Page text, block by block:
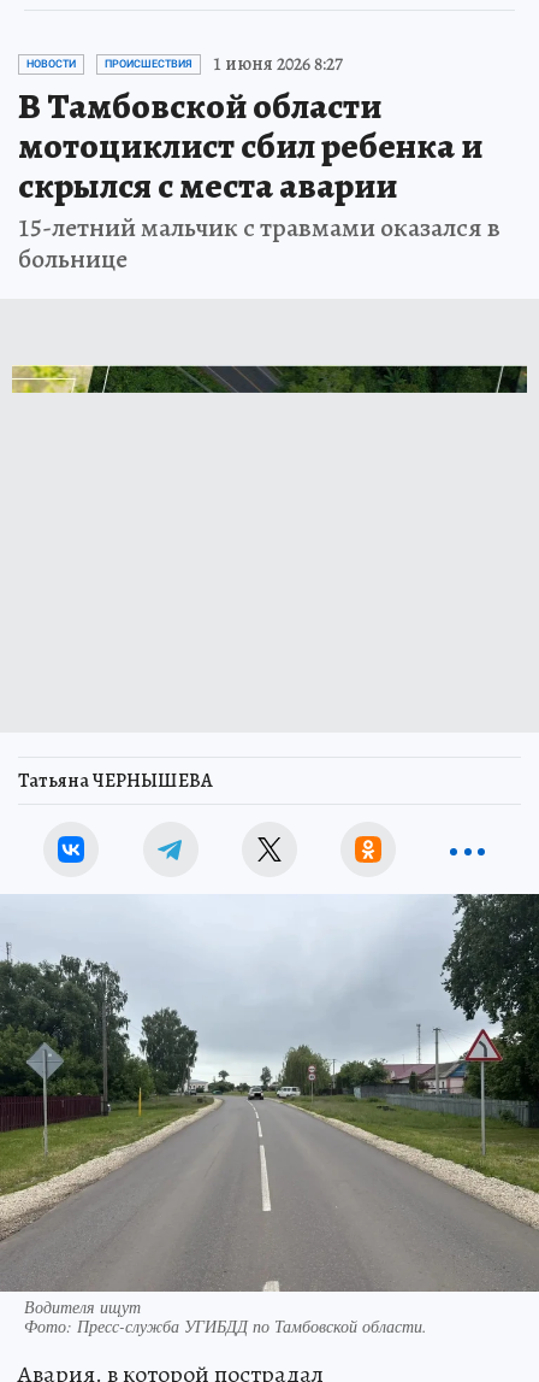
НОВОСТИ ПРОИСШЕСТВИЯ 1 июня 2026 8:27
В Тамбовской области
мотоциклист сбил ребенка и
скрылся с места аварии
15-летний мальчик с травмами оказался в
больнице
Татьяна ЧЕРНЫШЕВА
Водителя ищут
Фото: Пресс-служба УГИБДД по Тамбовской области.
Авария. в которой пострадал